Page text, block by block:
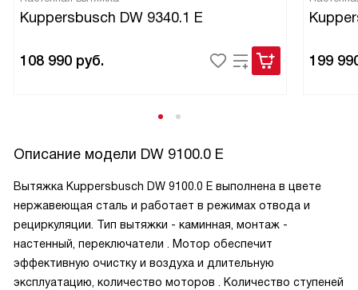
Kuppersbusch DW 9340.1 E
108 990 руб. 199
Описание модели DW 9100.0 E
Вытяжка Kuppersbusch DW 9100.0 E выполнена в цвете
нержавеющая сталь и работает в режимах отвода и
рециркуляции. Тип вытяжки - каминная, монтаж -
настенный, переключатели . Мотор обеспечит
эффективную очистку и воздуха и длительную
эксплуатацию, количество моторов . Количество ступеней